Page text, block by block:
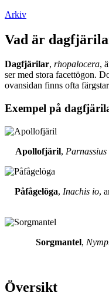
Arkiv
Vad är
Dagfjärilar, rhopalocera,
ser med stora facettögon.
ovansidan finns ofta
Exempel på
Apollofjäril,
Påfågelöga, Inachis io,
Sorgmantel,
Översikt